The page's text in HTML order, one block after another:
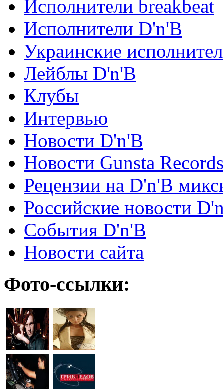
Исполнители breakbeat
Исполнители D'n'B
Украинские
Лейблы D'n'B
Клубы
Интервью
Новости D'n'B
Новости Gunsta Records
Рецензии на D'n'B
Российские новости
События D'n'B
Новости сайта
Фото-ссылки: